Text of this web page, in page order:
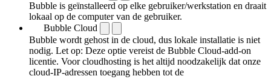
Bubble is geïnstalleerd op elke gebruiker/werkstation en draait
lokaal op de computer van de gebruiker.
Bubble Cloud
Bubble wordt gehost in de cloud, dus lokale installatie is niet
nodig. Let op: Deze optie vereist de Bubble Cloud-add-on
licentie. Voor cloudhosting is het altijd noodzakelijk dat onze
cloud-IP-adressen toegang hebben tot de